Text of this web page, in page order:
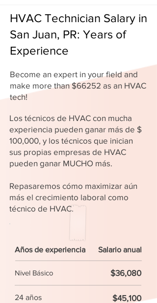
HVAC Technician Salary in
San Juan, PR: Years of
Experience
Become an expert in your field and
make more than $66252 as an HVAC
tech!
Los técnicos de HVAC con mucha
experiencia pueden ganar más de $
100,000, y los técnicos que inician
sus propias empresas de HVAC
pueden ganar MUCHO más.
Repasaremos cómo maximizar aún
más el crecimiento laboral como
técnico de HVAC.
Años de experiencia Salario anual
Nivel Básico $36,080
24 años $45,100